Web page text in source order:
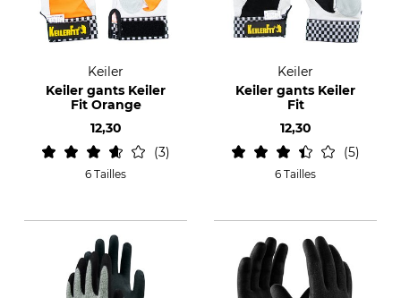
Keiler
Keiler gants Keiler
Fit Orange
12,30
3
6 Tailles
Keiler
Keiler gants Keiler
Fit
12,30
5
6 Tailles